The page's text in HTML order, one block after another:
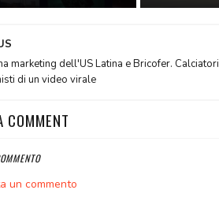
marketing dell'US Latina e Bricofer. Calciatori
di un video virale
COMMENT
un commento